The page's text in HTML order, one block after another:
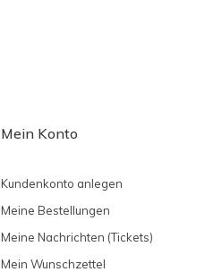
Mein Konto
Kundenkonto anlegen
Meine Bestellungen
Meine Nachrichten (Tickets)
Mein Wunschzettel